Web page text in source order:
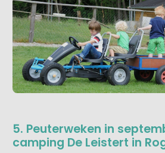
5. Peuterweken in
camping De Leistert in